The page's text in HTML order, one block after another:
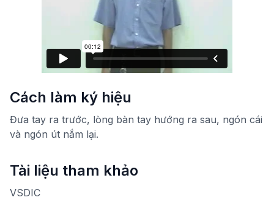
Cách làm ký hiệu
Đưa tay ra trước, lòng bàn tay hướng ra sau, ngón cái
và ngón út nắm lại.
Tài liệu tham khảo
VSDIC